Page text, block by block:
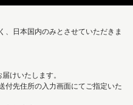
、日本国内のみとさせていただきま
けいたします。
付先住所の入力画面にてご指定いた